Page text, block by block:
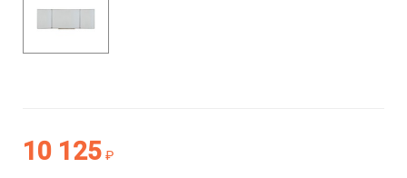
10 125 ₽